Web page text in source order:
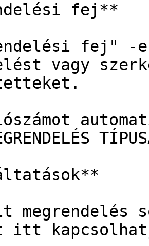
fej**
fej"
vagy
megrendelés
itt